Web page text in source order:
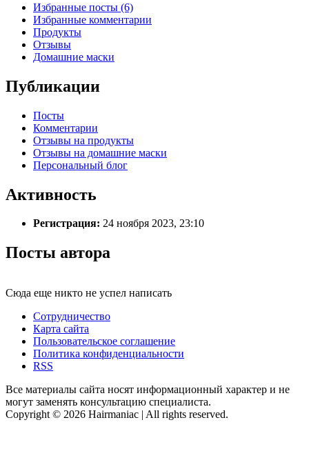
Избранные посты (6)
Избранные комментарии
Продукты
Отзывы
Домашние маски
Публикации
Посты
Комментарии
Отзывы на продукты
Отзывы на домашние маски
Персональный блог
Активность
Регистрация: 24 ноября 2023, 23:10
Посты автора
Сюда еще никто не успел написать
Сотрудничество
Карта сайта
Пользовательское соглашение
Политика конфиденциальности
RSS
Все материалы сайта носят информационный характер и не
могут заменять консультацию специалиста.
Copyright © 2026 Hairmaniac | All rights reserved.